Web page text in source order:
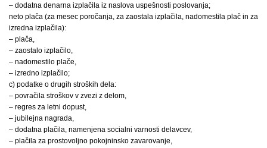
– dodatna denarna izplačila iz naslova uspešnosti poslovanja;
neto plača (za mesec poročanja, za zaostala izplačila, nadomestila plač in za
izredna izplačila):
– plača,
– zaostalo izplačilo,
– nadomestilo plače,
– izredno izplačilo;
c) podatke o drugih stroških dela:
– povračila stroškov v zvezi z delom,
– regres za letni dopust,
– jubilejna nagrada,
– dodatna plačila, namenjena socialni varnosti delavcev,
– plačila za prostovoljno pokojninsko zavarovanje,